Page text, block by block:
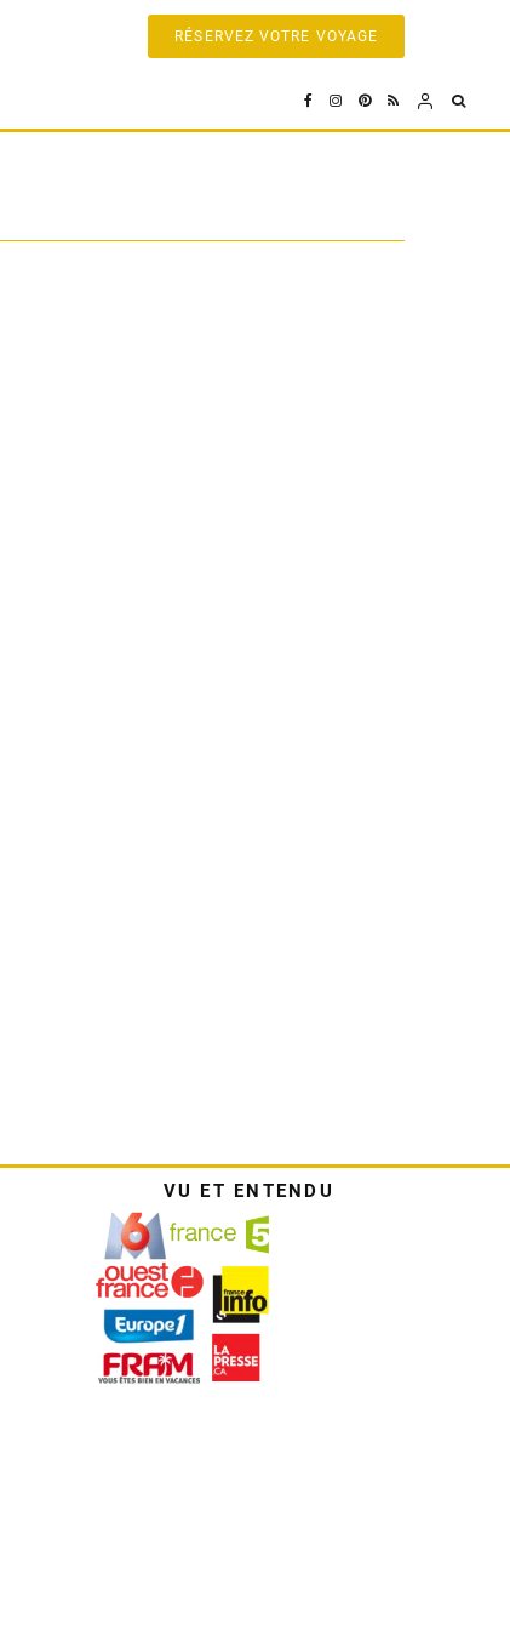
RÉSERVEZ VOTRE VOYAGE
VU ET ENTENDU